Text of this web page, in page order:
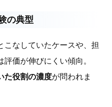
の典型
こなしていたケースや、担
価が伸びにくい傾向。
た役割の濃度が問われま